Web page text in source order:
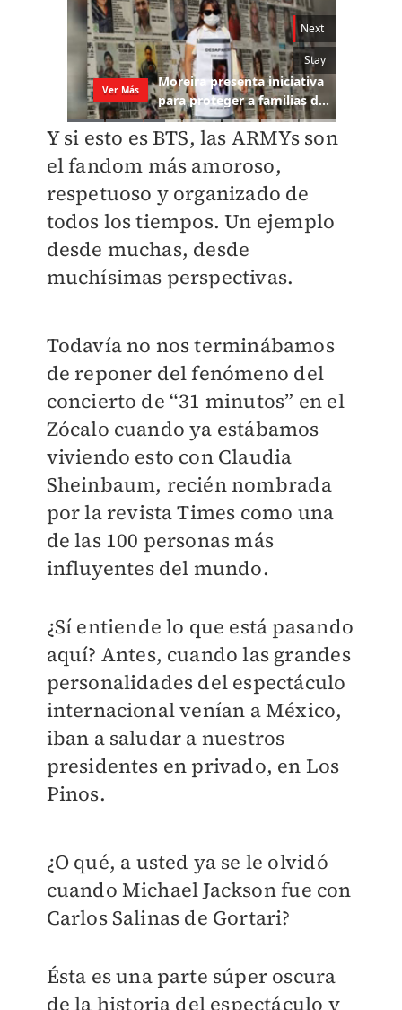
Y si esto es BTS, las ARMYs son
el fandom más amoroso,
respetuoso y organizado de
todos los tiempos. Un ejemplo
desde muchas, desde
muchísimas perspectivas.
Todavía no nos terminábamos
de reponer del fenómeno del
concierto de “31 minutos” en el
Zócalo cuando ya estábamos
viviendo esto con Claudia
Sheinbaum, recién nombrada
por la revista Times como una
de las 100 personas más
influyentes del mundo.
¿Sí entiende lo que está pasando
aquí? Antes, cuando las grandes
personalidades del espectáculo
internacional venían a México,
iban a saludar a nuestros
presidentes en privado, en Los
Pinos.
¿O qué, a usted ya se le olvidó
cuando Michael Jackson fue con
Carlos Salinas de Gortari?
Ésta es una parte súper oscura
de la historia del espectáculo y